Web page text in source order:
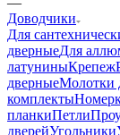
Доводчики
Для
дверныеДля
латуниныКрепеж
дверныеМолотки
комплекты
планкиПетли
дверейУгольники